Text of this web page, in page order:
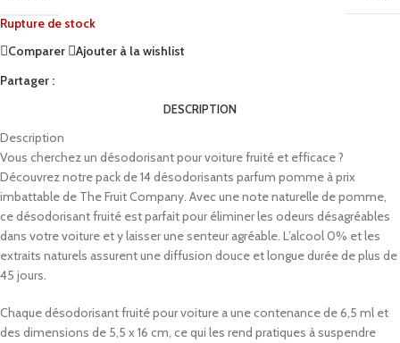
Rupture de stock
Comparer
Ajouter à la wishlist
Partager :
DESCRIPTION
Description
Vous cherchez un désodorisant pour voiture fruité et efficace ?
Découvrez notre pack de 14 désodorisants parfum pomme à prix
imbattable de The Fruit Company. Avec une note naturelle de pomme,
ce désodorisant fruité est parfait pour éliminer les odeurs désagréables
dans votre voiture et y laisser une senteur agréable. L’alcool 0% et les
extraits naturels assurent une diffusion douce et longue durée de plus de
45 jours.
Chaque désodorisant fruité pour voiture a une contenance de 6,5 ml et
des dimensions de 5,5 x 16 cm, ce qui les rend pratiques à suspendre